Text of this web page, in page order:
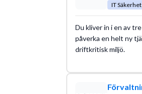
IT Säkerhet
Du kliver in i en av
påverka en helt ny
driftkritisk miljö.